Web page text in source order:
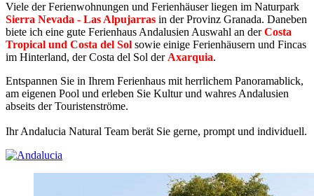
Viele der Ferien­wohnungen und Ferien­häuser liegen im Naturpark
Sierra Nevada - Las Alpujarras in der Provinz Granada. Daneben
biete ich eine gute Ferienhaus Andalusien Auswahl an derCosta
Tropical und Costa del Sol sowie einige Ferienhäusern und Fincas
im Hinterland, der Costa del Sol der Axarquia.
Entspannen Sie in Ihrem Ferienhaus mit herrlichem Panoramablick,
am eigenen Pool und erleben Sie Kultur und wahres Andalusien
abseits der Touristenströme.
Ihr Andalucia Natural Team berät Sie gerne, prompt und individuell.